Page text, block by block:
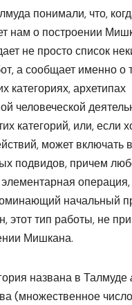
понимали, что,
нам о построении
не просто список
а сообщает именно о
категориях, архетипах
человеческой
категорий, или, если
может включать
подвидов, причем
операция,
начальный
этот тип работы, не
Мишкана.
названа в Талмуде
(множественное